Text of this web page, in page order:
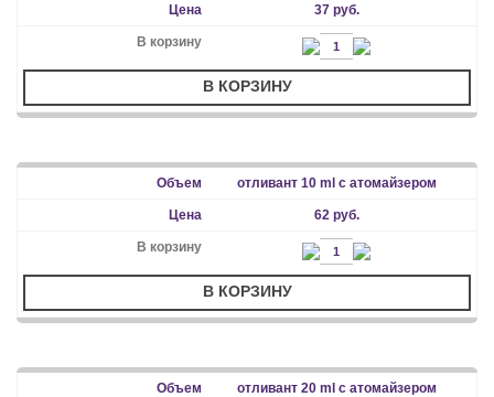
37 руб.
В КОРЗИНУ
отливант 10 ml с атомайзером
62 руб.
В КОРЗИНУ
отливант 20 ml с атомайзером